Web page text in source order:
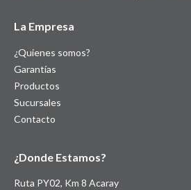
La Empresa
¿Quienes somos?
Garantías
Productos
Sucursales
Contacto
¿Donde Estamos?
Ruta PY02, Km 8 Acaray